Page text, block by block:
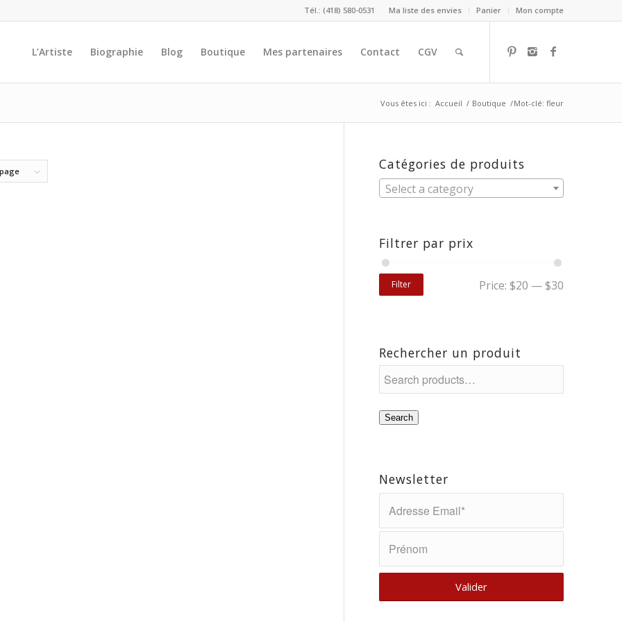
Ma liste des envies Panier Mon compte
Tél.: (418) 580-0531
L’Artiste Biographie Blog Boutique Mes partenaires Contact CGV
Vous êtes ici : Accueil / Boutique /Mot-clé: fleur
Catégories de produits
Select a category
Filtrer par prix
Filter Price:$20 —$30
Rechercher un produit
Search
Newsletter